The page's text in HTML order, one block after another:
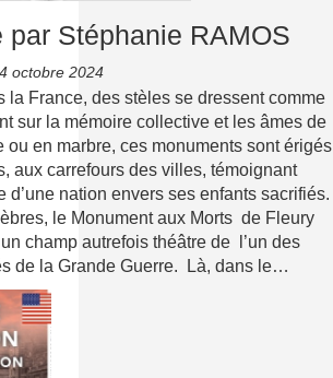
par Stéphanie RAMOS
octobre 2024
la France, des stèles se dressent comme
sur la mémoire collective et les âmes de
en marbre, ces monuments sont érigés
aux carrefours des villes, témoignant
nation envers ses enfants sacrifiés.
le Monument aux Morts de Fleury
champ autrefois théâtre de l’un des
de la Grande Guerre. Là, dans le…